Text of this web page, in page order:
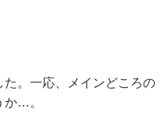
。一応、メインどころの
か…。